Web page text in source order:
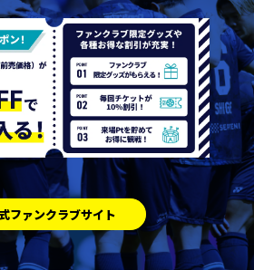
ファンクラブサイト